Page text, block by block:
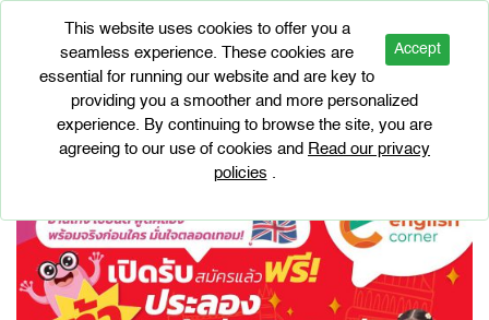
Accept
This website uses cookies to offer you a
seamless experience. These cookies are
essential for running our website and are key to
providing you a smoother and more personalized
experience. By continuing to browse the site, you are
agreeing to our use of cookies and Read our privacy
policies .
BRAND PROMOTIONS
English Corner Challenge